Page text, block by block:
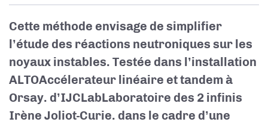
Cette méthode envisage de simplifier
l’étude des réactions neutroniques sur les
noyaux instables. Testée dans l’installation
ALTOAccélerateur linéaire et tandem à
Orsay. d’IJCLabLaboratoire des 2 infinis
Irène Joliot-Curie. dans le cadre d’une